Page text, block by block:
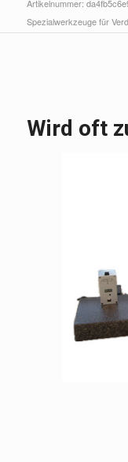
Artikelnummer:
Spezialwerkzeuge für
Wird oft